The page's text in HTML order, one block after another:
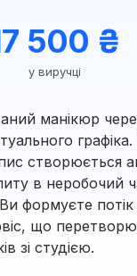
500 ₴
у виручці
манікюр
створюється
в неробочий
формуєте потік
що
зі студією.